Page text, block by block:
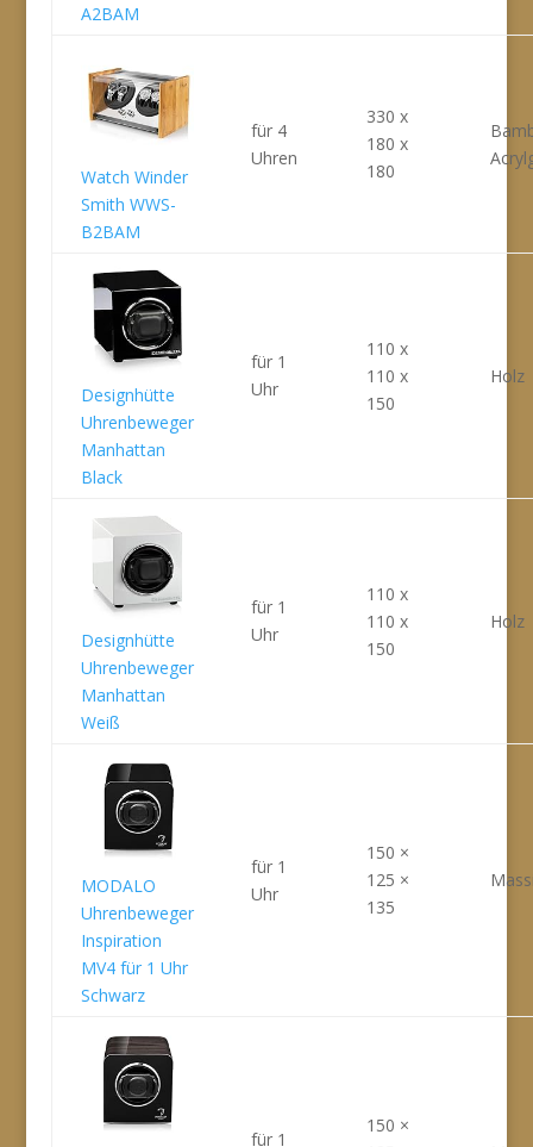
A2BAM
Watch Winder
Smith WWS-
B2BAM
für 4
Uhren
330 x
180 x
180
Designhütte
Uhrenbeweger
Manhattan
Black
für 1
Uhr
110 x
110 x
150
Holz
Designhütte
Uhrenbeweger
Manhattan
Weiß
für 1
Uhr
110 x
110 x
150
Holz
MODALO
Uhrenbeweger
Inspiration
MV4 für 1 Uhr
Schwarz
für 1
Uhr
150 ×
125 ×
135
für 1
150 ×